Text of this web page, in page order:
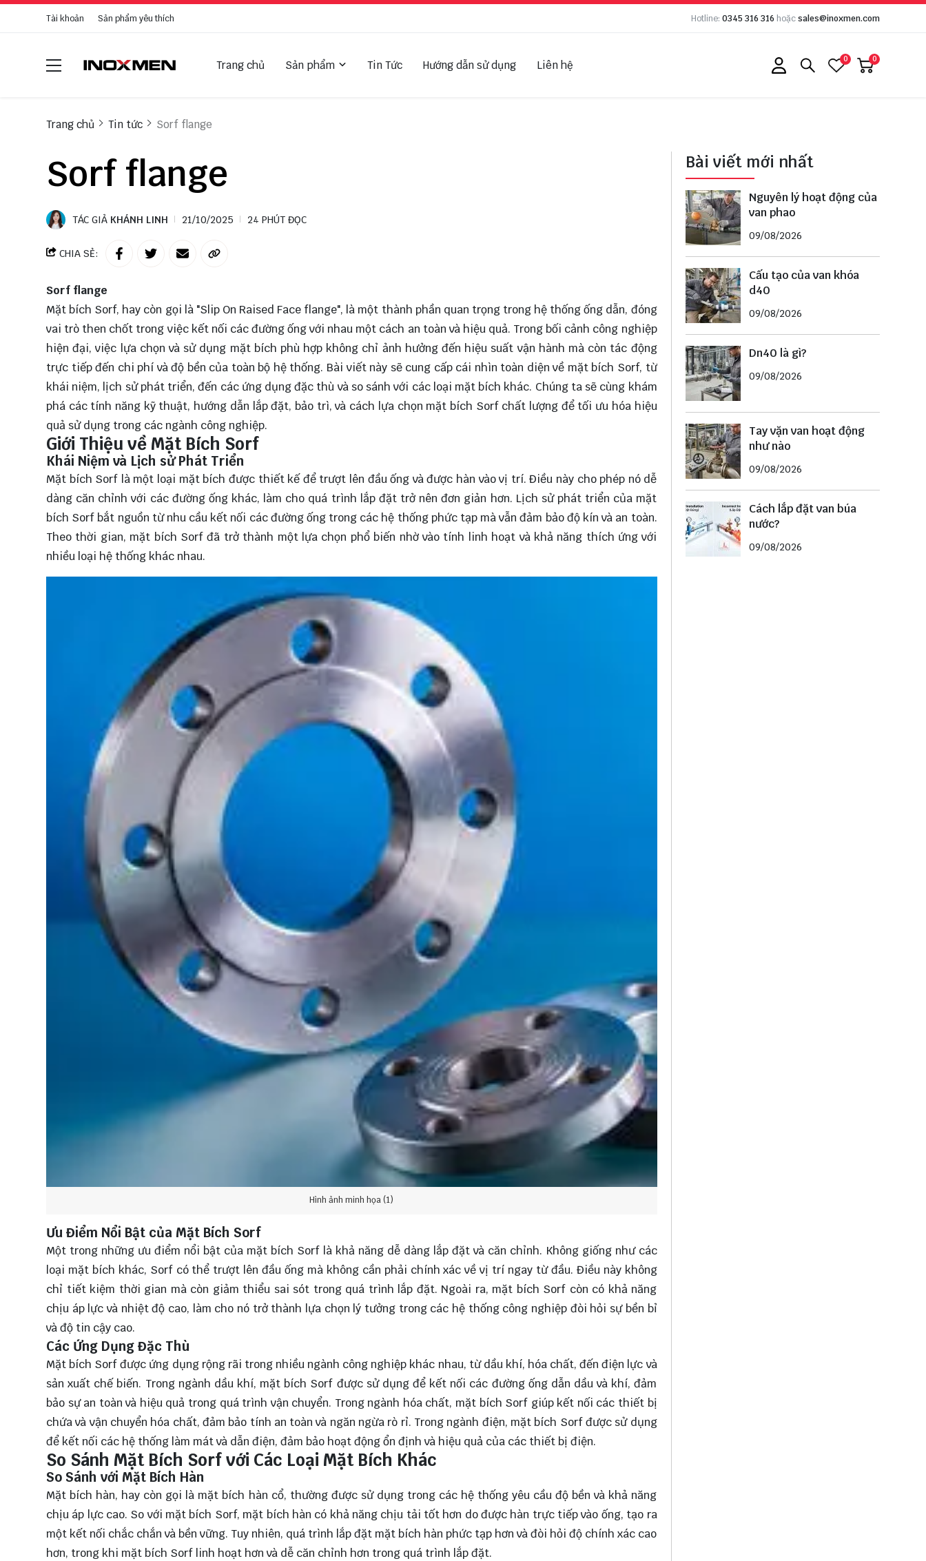
Tài khoản Sản phẩm yêu thích Hotline: 0345 316 316 hoặcsales@inoxmen.com
Trang chủ Sản phẩm Tin Tức Hướng dẫn sử dụng Liên hệ 0 0
Trang chủ Tin tức Sorf flange
Sorf flange
TÁC GIẢ KHÁNH LINH 21/10/2025 24 PHÚT ĐỌC
CHIA SẺ:
Sorf flange
Mặt bích Sorf, hay còn gọi là "Slip On Raised Face flange", là một thành phần quan trọng trong hệ thống ống dẫn, đóng
vai trò then chốt trong việc kết nối các đường ống với nhau một cách an toàn và hiệu quả. Trong bối cảnh công nghiệp
hiện đại, việc lựa chọn và sử dụng mặt bích phù hợp không chỉ ảnh hưởng đến hiệu suất vận hành mà còn tác động
trực tiếp đến chi phí và độ bền của toàn bộ hệ thống. Bài viết này sẽ cung cấp cái nhìn toàn diện về mặt bích Sorf, từ
khái niệm, lịch sử phát triển, đến các ứng dụng đặc thù và so sánh với các loại mặt bích khác. Chúng ta sẽ cùng khám
phá các tính năng kỹ thuật, hướng dẫn lắp đặt, bảo trì, và cách lựa chọn mặt bích Sorf chất lượng để tối ưu hóa hiệu
quả sử dụng trong các ngành công nghiệp.
Giới Thiệu về Mặt Bích Sorf
Khái Niệm và Lịch sử Phát Triển
Mặt bích Sorf là một loại mặt bích được thiết kế để trượt lên đầu ống và được hàn vào vị trí. Điều này cho phép nó dễ
dàng căn chỉnh với các đường ống khác, làm cho quá trình lắp đặt trở nên đơn giản hơn. Lịch sử phát triển của mặt
bích Sorf bắt nguồn từ nhu cầu kết nối các đường ống trong các hệ thống phức tạp mà vẫn đảm bảo độ kín và an toàn.
Theo thời gian, mặt bích Sorf đã trở thành một lựa chọn phổ biến nhờ vào tính linh hoạt và khả năng thích ứng với
nhiều loại hệ thống khác nhau.
Hình ảnh minh họa (1)
Ưu Điểm Nổi Bật của Mặt Bích Sorf
Một trong những ưu điểm nổi bật của mặt bích Sorf là khả năng dễ dàng lắp đặt và căn chỉnh. Không giống như các
loại mặt bích khác, Sorf có thể trượt lên đầu ống mà không cần phải chính xác về vị trí ngay từ đầu. Điều này không
chỉ tiết kiệm thời gian mà còn giảm thiểu sai sót trong quá trình lắp đặt. Ngoài ra, mặt bích Sorf còn có khả năng
chịu áp lực và nhiệt độ cao, làm cho nó trở thành lựa chọn lý tưởng trong các hệ thống công nghiệp đòi hỏi sự bền bỉ
và độ tin cậy cao.
Các Ứng Dụng Đặc Thù
Mặt bích Sorf được ứng dụng rộng rãi trong nhiều ngành công nghiệp khác nhau, từ dầu khí, hóa chất, đến điện lực và
sản xuất chế biến. Trong ngành dầu khí, mặt bích Sorf được sử dụng để kết nối các đường ống dẫn dầu và khí, đảm
bảo sự an toàn và hiệu quả trong quá trình vận chuyển. Trong ngành hóa chất, mặt bích Sorf giúp kết nối các thiết bị
chứa và vận chuyển hóa chất, đảm bảo tính an toàn và ngăn ngừa rò rỉ. Trong ngành điện, mặt bích Sorf được sử dụng
để kết nối các hệ thống làm mát và dẫn điện, đảm bảo hoạt động ổn định và hiệu quả của các thiết bị điện.
So Sánh Mặt Bích Sorf với Các Loại Mặt Bích Khác
So Sánh với Mặt Bích Hàn
Mặt bích hàn, hay còn gọi là mặt bích hàn cổ, thường được sử dụng trong các hệ thống yêu cầu độ bền và khả năng
chịu áp lực cao. So với mặt bích Sorf, mặt bích hàn có khả năng chịu tải tốt hơn do được hàn trực tiếp vào ống, tạo ra
một kết nối chắc chắn và bền vững. Tuy nhiên, quá trình lắp đặt mặt bích hàn phức tạp hơn và đòi hỏi độ chính xác cao
hơn, trong khi mặt bích Sorf linh hoạt hơn và dễ căn chỉnh hơn trong quá trình lắp đặt.
Bài viết mới nhất
Nguyên lý hoạt động của
van phao
09/08/2026
Cấu tạo của van khóa
d40
09/08/2026
Dn40 là gì?
09/08/2026
Tay vặn van hoạt động
như nào
09/08/2026
Cách lắp đặt van búa
nước?
09/08/2026